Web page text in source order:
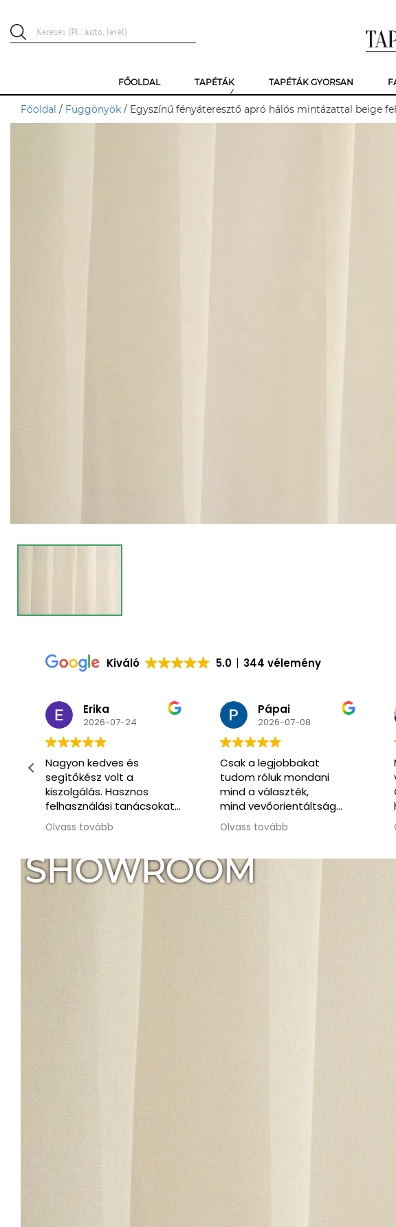
FŐOLDAL TAPÉTÁK TAPÉTÁK GYORSAN
Főoldal / Függönyök / Egyszínű fényáteresztő apró hálós mintázattal beige
Kiváló 5.0 344 vélemény
Pápai
2026-07-08
Csak a legjobbakat
tudom róluk mondani
mind a választék,
mind vevőorientáltság
téren.
Köszönöm legfőképpen
kontaktban voltunk.
Mindenről tájékoztatott,
Olvass tovább
Csaba
2026-07-05
Már másodszor
vásároltunk itt.
Óriási választék és
hozzáértő segítőkész
kiszolgálás.
Olvass tovább
SHOWROOM